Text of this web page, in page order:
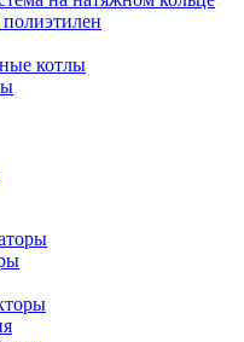
котлы